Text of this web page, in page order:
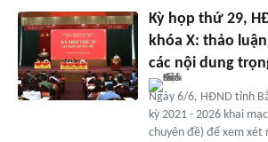
Kỳ họp thứ 29,
khóa X: thảo
các nội dung
Ngày 6/6, HĐND tỉnh
kỳ 2021 - 2026 khai
chuyên đề) để xem xét